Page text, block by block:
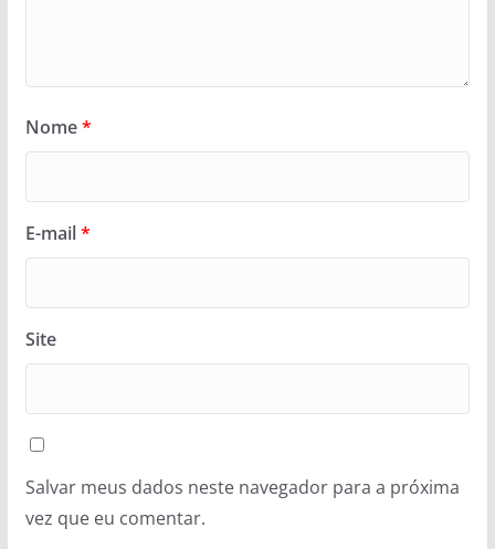
Nome*
E-mail*
Site
Salvar meus dados neste navegador para a próxima
vez que eu comentar.